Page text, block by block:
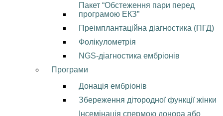
Пакет “Обстеження пари перед
програмою ЕКЗ”
Преімплантаційна діагностика (ПГД)
Фолікулометрія
NGS-діагностика ембріонів
Програми
Донація ембріонів
Збереження дітородної функції жінки
Інсемінація спермою донора або